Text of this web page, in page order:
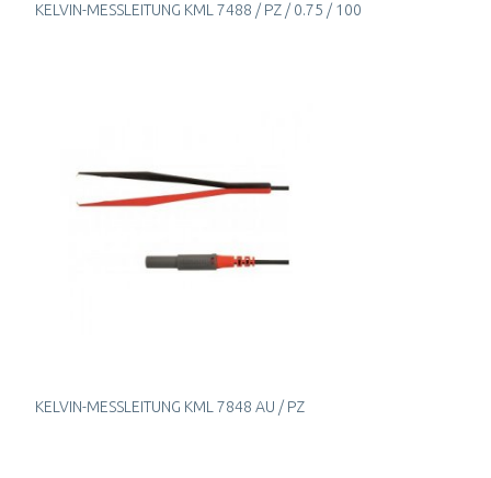
KELVIN-MESSLEITUNG KML 7488 / PZ / 0.75 / 100
KELVIN-MESSLEITUNG KML 7848 AU / PZ